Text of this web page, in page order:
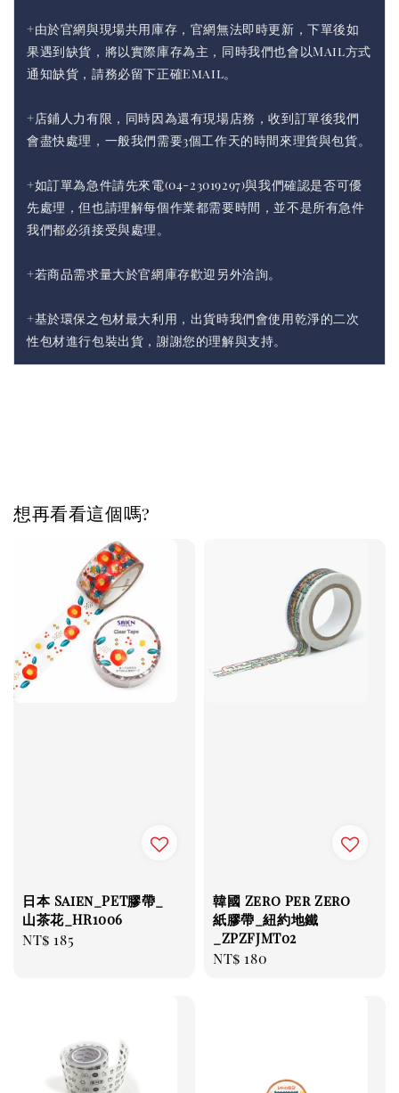
+由於官網與現場共用庫存，官網無法即時更新，下單後如
果遇到缺貨，將以實際庫存為主，同時我們也會以Mail方式
通知缺貨，請務必留下正確Email。
+店鋪人力有限，同時因為還有現場店務，收到訂單後我們
會盡快處理，一般我們需要3個工作天的時間來理貨與包貨。
+如訂單為急件請先來電(04-23019297)與我們確認是否可優
先處理，但也請理解每個作業都需要時間，並不是所有急件
我們都必須接受與處理。
+若商品需求量大於官網庫存歡迎另外洽詢。
+基於環保之包材最大利用，出貨時我們會使用乾淨的二次
性包材進行包裝出貨，謝謝您的理解與支持。
想再看看這個嗎?
日本 Saien_PET膠帶_
山茶花_HR1006
Regular
NT$ 185
韓國 Zero Per Zero
紙膠帶_紐約地鐵
_ZPZFJMT02
Regular
NT$ 180